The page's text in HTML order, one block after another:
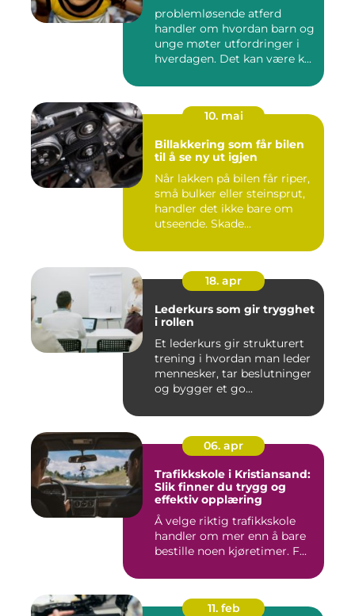
problemløsende atferd
handler om hvordan barn og
unge møter utfordringer i
hverdagen. Det kan være k...
10. mai
Billakkering som får bilen
til å se ny ut igjen
Når lakken på bilen får riper,
små bulker eller steinsprut,
handler det ikke bare om
utseende. Skade...
18. apr
Lederkurs som gir trygghet
i rollen
Et lederkurs gir strukturert
trening i hvordan man leder
mennesker, tar beslutninger
og bygger et go...
06. apr
Trafikkskole i Kristiansand:
Slik finner du trygg og
effektiv opplæring
Å velge riktig trafikkskole
handler om mer enn å bare
bestille noen kjøretimer. F...
11. feb